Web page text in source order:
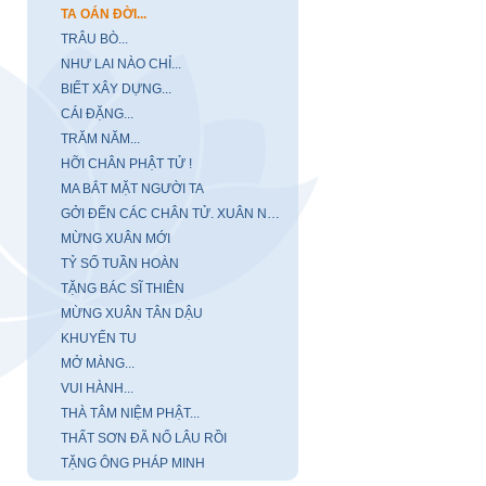
TA OÁN ĐỜI...
TRÂU BÒ...
NHƯ LAI NÀO CHỈ...
BIẾT XÂY DỰNG...
CÁI ĐẶNG...
TRĂM NĂM...
HỠI CHÂN PHẬT TỬ !
MA BẮT MẶT NGƯỜI TA
GỞI ĐẾN CÁC CHÂN TỬ. XUÂN NĂM MẬU THÂN
MỪNG XUÂN MỚI
TỶ SỐ TUẦN HOÀN
TẶNG BÁC SĨ THIÊN
MỪNG XUÂN TÂN DẬU
KHUYẾN TU
MỞ MÀNG...
VUI HÀNH...
THÀ TÂM NIỆM PHẬT...
THẤT SƠN ĐÃ NỔ LÂU RỒI
TẶNG ÔNG PHÁP MINH